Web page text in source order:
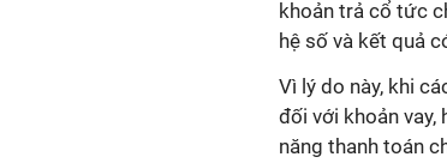
khoản trả cổ tức
hệ số và kết quả
Vì lý do này, khi
đối với khoản
năng thanh toán